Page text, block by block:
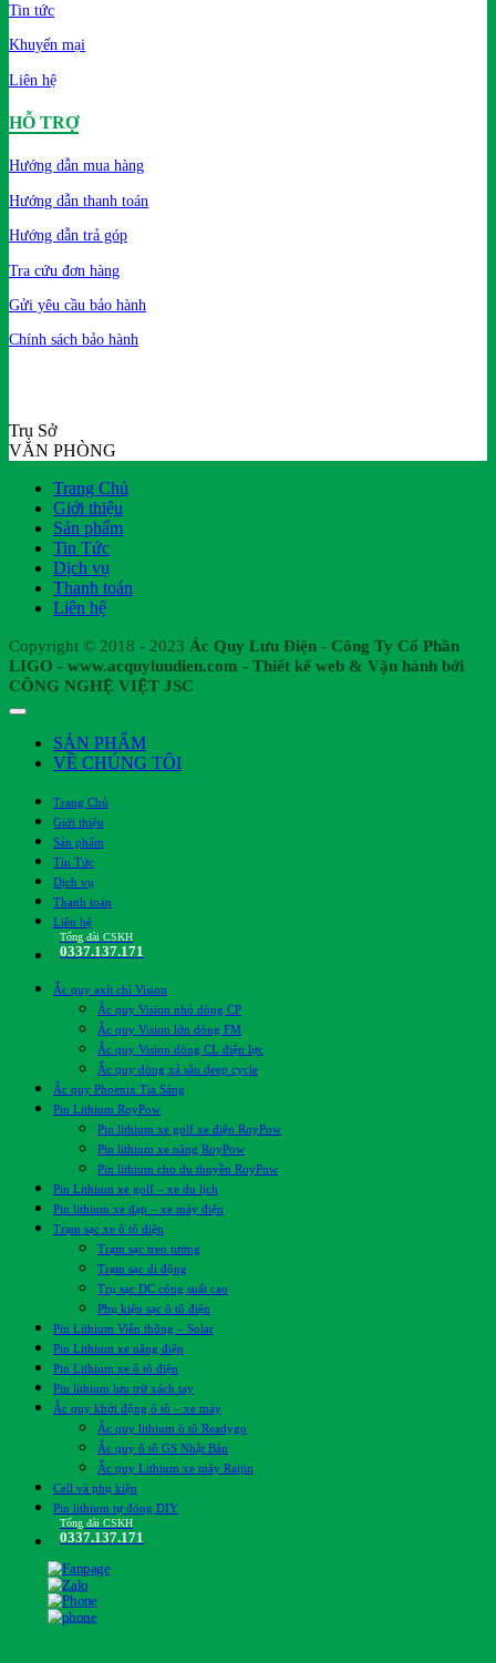
Tin tức
Khuyến mại
Liên hệ
HỖ TRỢ
Hướng dẫn mua hàng
Hướng dẫn thanh toán
Hướng dẫn trả góp
Tra cứu đơn hàng
Gửi yêu cầu bảo hành
Chính sách bảo hành
Trụ Sở
VĂN PHÒNG
Trang Chủ
Giới thiệu
Sản phẩm
Tin Tức
Dịch vụ
Thanh toán
Liên hệ
Copyright © 2018 - 2023 Ác Quy Lưu Điện - Công Ty Cổ Phần
LIGO - www.acquyluudien.com - Thiết kế web & Vận hành bởi
CÔNG NGHỆ VIỆT JSC
SẢN PHẨM
VỀ CHÚNG TÔI
Trang Chủ
Giới thiệu
Sản phẩm
Tin Tức
Dịch vụ
Thanh toán
Liên hệ
Tổng đài CSKH
0337.137.171
Ắc quy axít chì Vision
Ắc quy Vision nhỏ dòng CP
Ắc quy Vision lớn dòng FM
Ắc quy Vision dòng CL điện lực
Ắc quy dòng xả sâu deep cycle
Ắc quy Phoenix Tia Sáng
Pin Lithium RoyPow
Pin lithium xe golf xe điện RoyPow
Pin lithium xe nâng RoyPow
Pin lithium cho du thuyền RoyPow
Pin Lithium xe golf – xe du lịch
Pin lithium xe đạp – xe máy điện
Trạm sạc xe ô tô điện
Trạm sạc treo tường
Trạm sạc di động
Trụ sạc DC công suất cao
Phụ kiện sạc ô tô điện
Pin Lithium Viễn thông – Solar
Pin Lithium xe nâng điện
Pin Lithium xe ô tô điện
Pin lithium lưu trữ xách tay
Ắc quy khởi động ô tô – xe máy
Ắc quy lithium ô tô Readygo
Ắc quy ô tô GS Nhật Bản
Ắc quy Lithium xe máy Raijin
Cell và phụ kiện
Pin lithium tự đóng DIY
Tổng đài CSKH
0337.137.171